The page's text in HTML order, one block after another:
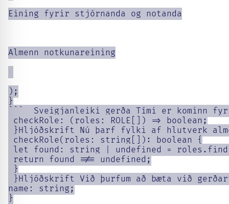
Eining fyrir stjórnanda og notanda
Almenn notkunareining
);
}
```  Sveigjanleiki gerða Tími er kominn
checkRole: (roles: ROLE[]) => boolean;
}Hljóðskrift Nú þarf fylki af hlutverk
checkRole(roles: string[]): boolean {
let found: string | undefined =
return found !== undefined;
}
}Hljóðskrift Við þurfum að bæta við
name: string;
}